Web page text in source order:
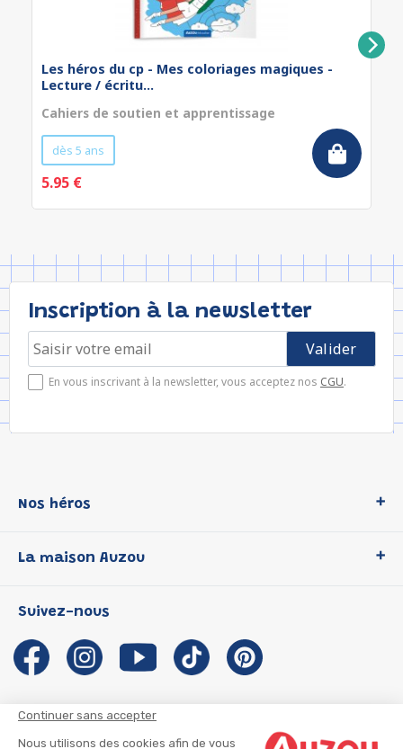
Continuer sans accepter
Nous utilisons des cookies afin de vous
Les héros du cp - Mes coloriages magiques -
Lecture / écritu...
Cahiers de soutien et apprentissage
dès 5 ans
5.95 €
Inscription à la newsletter
En vous inscrivant à la newsletter, vous acceptez nos CGU.
Nos héros
P'tit Loup
Les Influenceuses
Migali
Petite Taupe
La maison Auzou
Notre histoire
Auzou s'engage
Auteurs et illustrateurs Auzou
Suivez-nous